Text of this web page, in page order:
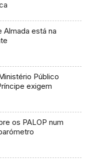
Almada está na
Público
exigem
os PALOP num